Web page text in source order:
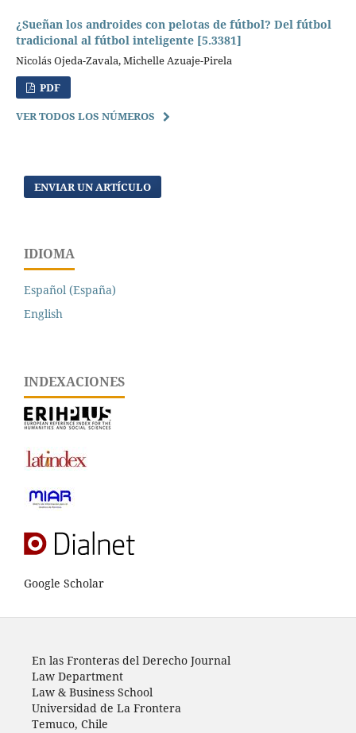
¿Sueñan los androides con pelotas de fútbol? Del fútbol
tradicional al fútbol inteligente [5.3381]
Nicolás Ojeda-Zavala, Michelle Azuaje-Pirela
PDF
VER TODOS LOS NÚMEROS
ENVIAR UN ARTÍCULO
IDIOMA
Español (España)
English
INDEXACIONES
Google Scholar
En las Fronteras del Derecho Journal
Law Department
Law & Business School
Universidad de La Frontera
Temuco, Chile